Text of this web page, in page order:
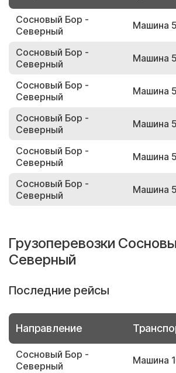
Сосновый Бор -
Северный
Машина
Сосновый Бор -
Северный
Машина
Сосновый Бор -
Северный
Машина
Сосновый Бор -
Северный
Машина
Сосновый Бор -
Северный
Машина
Сосновый Бор -
Северный
Машина
Грузоперевозки
Северный
Последние рейсы
Направление
Сосновый Бор -
Северный
Машина